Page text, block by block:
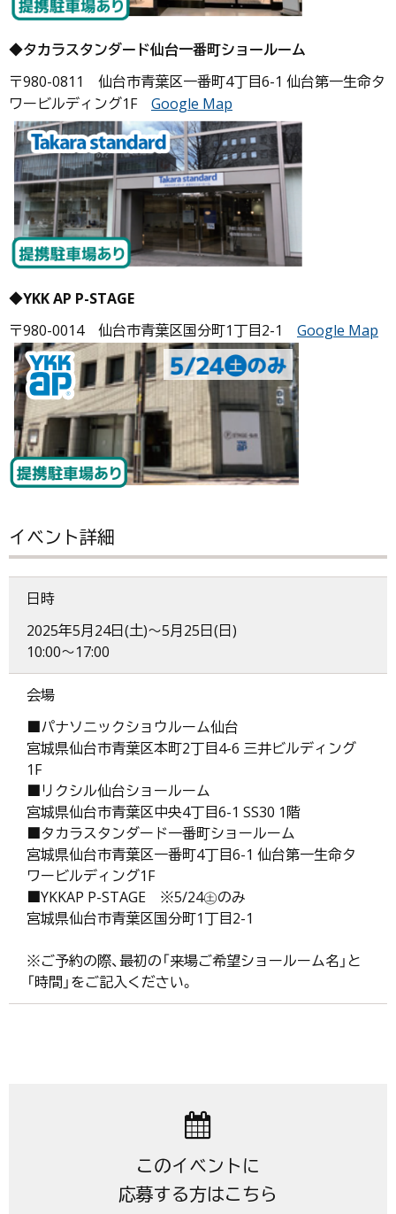
◆タカラスタンダード仙台一番町ショールーム
〒980-0811 仙台市青葉区一番町4丁目6-1 仙台第一生命タ
ワービルディング1F Google Map
◆YKK AP P-STAGE
〒980-0014 仙台市青葉区国分町1丁目2-1 Google Map
イベント詳細
日時
2025年5月24日(土)～5月25日(日)
10:00～17:00
会場
■パナソニックショウルーム仙台
宮城県仙台市青葉区本町2丁目4-6 三井ビルディング
1F
■リクシル仙台ショールーム
宮城県仙台市青葉区中央4丁目6-1 SS30 1階
■タカラスタンダード一番町ショールーム
宮城県仙台市青葉区一番町4丁目6-1 仙台第一生命タ
ワービルディング1F
■YKKAP P-STAGE ※5/24㊏のみ
宮城県仙台市青葉区国分町1丁目2-1
※ご予約の際、最初の「来場ご希望ショールーム名」と
「時間」をご記入ください。
このイベントに
応募する方はこちら